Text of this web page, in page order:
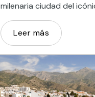
milenaria ciudad del
Tajo de Ronda ha
numerosos escritores y
Leer más